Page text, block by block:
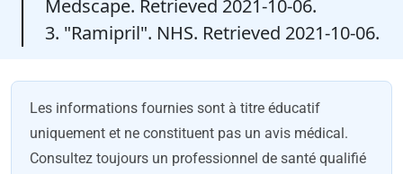
Medscape. Retrieved 2021-10-06.
3. "Ramipril". NHS. Retrieved 2021-10-06.
Les informations fournies sont à titre éducatif
uniquement et ne constituent pas un avis médical.
Consultez toujours un professionnel de santé qualifié